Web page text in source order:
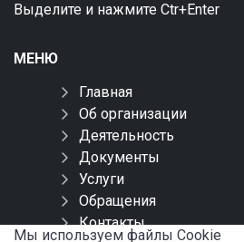
Выделите и нажмите Ctr+Enter
МЕНЮ
Главная
Об организации
Деятельность
Документы
Услуги
Обращения
Контакты
Мы используем файлы Сookie